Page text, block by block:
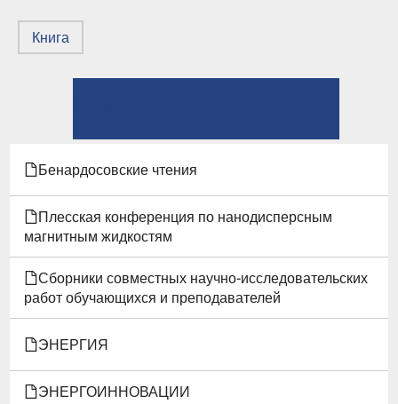
Книга
КНИГИ
ДЛЯ
СБОРНИК
ЭНЕРГИЯ-2021
Бенардосовские чтения
Плесская конференция по нанодисперсным
магнитным жидкостям
Сборники совместных научно-исследовательских
работ обучающихся и преподавателей
ЭНЕРГИЯ
ЭНЕРГОИННОВАЦИИ